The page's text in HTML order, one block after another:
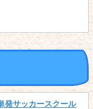
発サッカースクール